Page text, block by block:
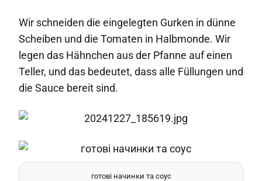
Wir schneiden die eingelegten Gurken in dünne
Scheiben und die Tomaten in Halbmonde. Wir
legen das Hähnchen aus der Pfanne auf einen
Teller, und das bedeutet, dass alle Füllungen und
die Sauce bereit sind.
готові начинки та соус